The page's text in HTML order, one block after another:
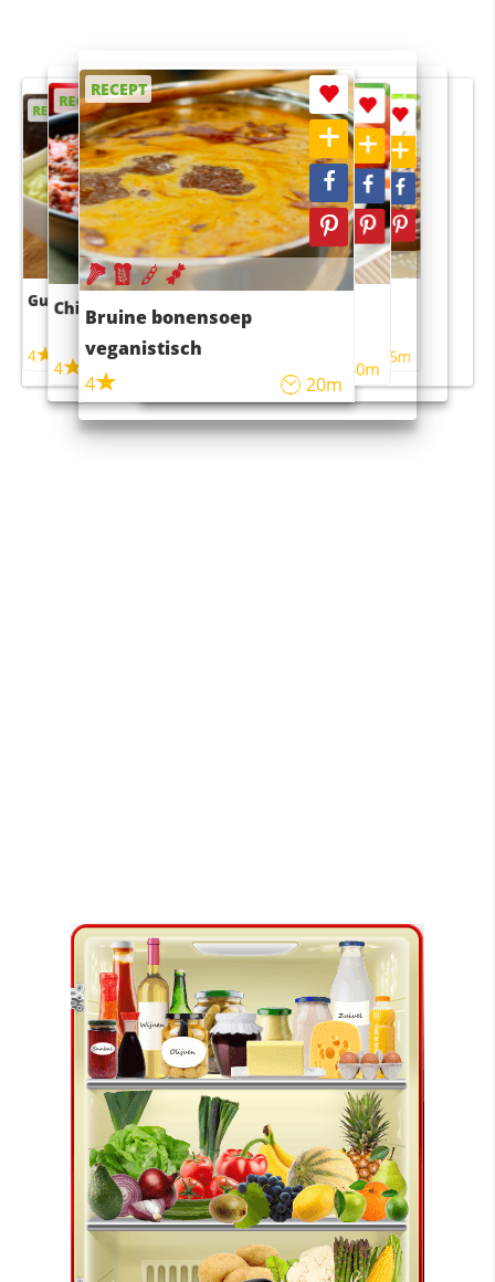
RECEPT
Guacamole
4
RECEPT
Chili con carne
4 45m
RECEPT
Bruine bonensoep
veganistisch
4
20m
RECEPT
Sushi rijstsalade
maaltijdsalade
40m
RECEPT
4 55m